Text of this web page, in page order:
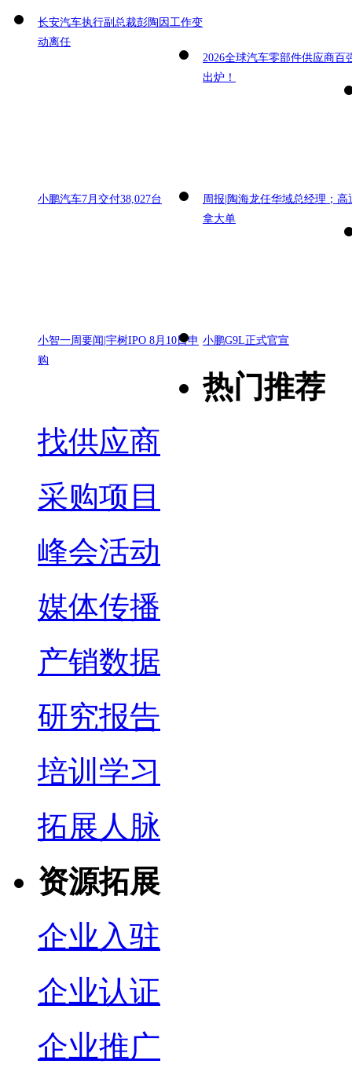
长安汽车执行副总裁彭陶因工作变
动离任
2026全球汽车零部件供应商百
出炉！
小鹏汽车7月交付38,027台
周报|陶海龙任华域总经理；高
拿大单
小智一周要闻|宇树IPO 8月10日申
购
小鹏G9L正式官宣
热门推荐
找供应商
采购项目
峰会活动
媒体传播
产销数据
研究报告
培训学习
拓展人脉
资源拓展
企业入驻
企业认证
企业推广